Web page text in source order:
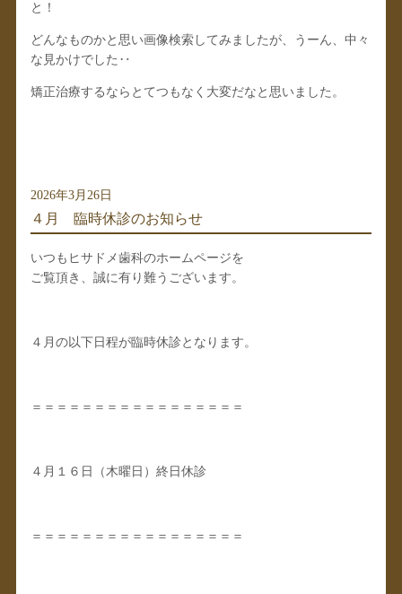
と！
どんなものかと思い画像検索してみましたが、うーん、中々
な見かけでした‥
矯正治療するならとてつもなく大変だなと思いました。
2026年3月26日
４月 臨時休診のお知らせ
いつもヒサドメ歯科のホームページを
ご覧頂き、誠に有り難うございます。
４月の以下日程が臨時休診となります。
＝＝＝＝＝＝＝＝＝＝＝＝＝＝＝＝＝
４月１６日（木曜日）終日休診
＝＝＝＝＝＝＝＝＝＝＝＝＝＝＝＝＝